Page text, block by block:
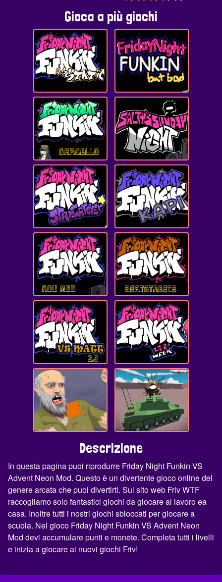
Gioca a più giochi
Descrizione
In questa pagina puoi riprodurre Friday Night Funkin VS
Advent Neon Mod. Questo è un divertente gioco online del
genere arcata che puoi divertirti. Sul sito web Friv WTF
raccogliamo solo fantastici giochi da giocare al lavoro ea
casa. Inoltre tutti i nostri giochi sbloccati per giocare a
scuola. Nel gioco Friday Night Funkin VS Advent Neon
Mod devi accumulare punti e monete. Completa tutti i livelli
e inizia a giocare ai nuovi giochi Friv!